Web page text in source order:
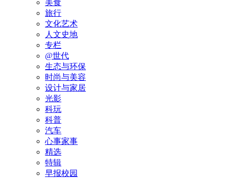
美食
旅行
文化艺术
人文史地
专栏
@世代
生态与环保
时尚与美容
设计与家居
光影
科玩
科普
汽车
心事家事
精选
特辑
早报校园